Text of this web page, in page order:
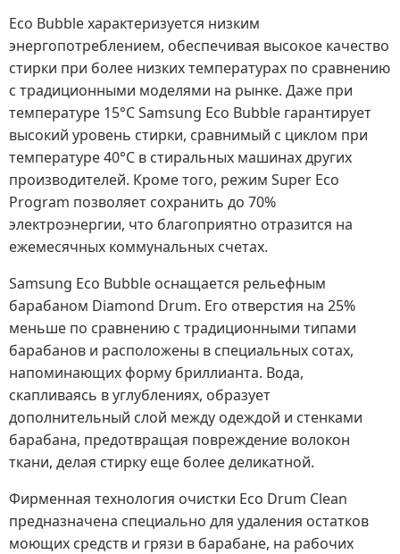
Eco Bubble характеризуется низким
энергопотреблением, обеспечивая высокое качество
стирки при более низких температурах по сравнению
с традиционными моделями на рынке. Даже при
температуре 15°C Samsung Eco Bubble гарантирует
высокий уровень стирки, сравнимый с циклом при
температуре 40°C в стиральных машинах других
производителей. Кроме того, режим Super Eco
Program позволяет сохранить до 70%
электроэнергии, что благоприятно отразится на
ежемесячных коммунальных счетах.
Samsung Eco Bubble оснащается рельефным
барабаном Diamond Drum. Его отверстия на 25%
меньше по сравнению с традиционными типами
барабанов и расположены в специальных сотах,
напоминающих форму бриллианта. Вода,
скапливаясь в углублениях, образует
дополнительный слой между одеждой и стенками
барабана, предотвращая повреждение волокон
ткани, делая стирку еще более деликатной.
Фирменная технология очистки Eco Drum Clean
предназначена специально для удаления остатков
моющих средств и грязи в барабане, на рабочих